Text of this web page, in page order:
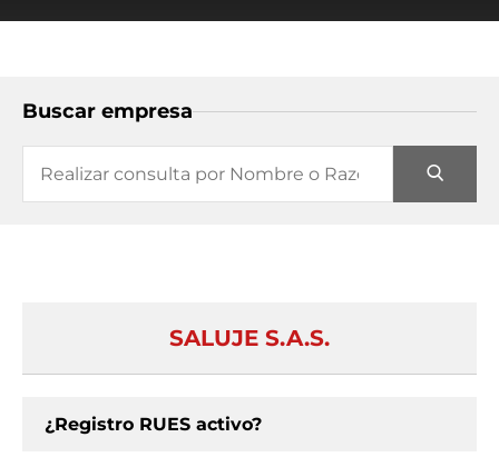
Buscar empresa
SALUJE S.A.S.
¿Registro RUES activo?